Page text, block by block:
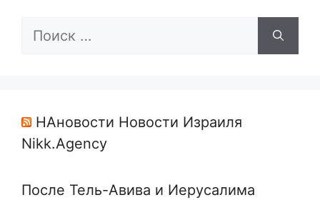
Поиск:
НАновости Новости Израиля
Nikk.Agency
После Тель-Авива и Иерусалима